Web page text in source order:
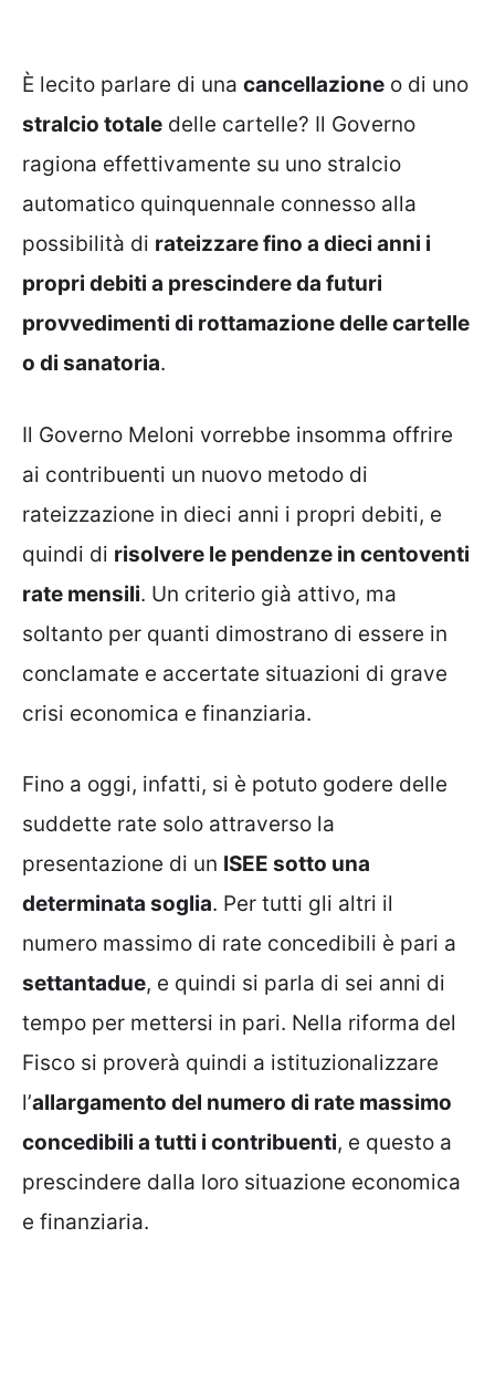
È lecito parlare di una cancellazione o di uno
stralcio totale delle cartelle? Il Governo
ragiona effettivamente su uno stralcio
automatico quinquennale connesso alla
possibilità di rateizzare fino a dieci anni i
propri debiti a prescindere da futuri
provvedimenti di rottamazione delle cartelle
o di sanatoria.
Il Governo Meloni vorrebbe insomma offrire
ai contribuenti un nuovo metodo di
rateizzazione in dieci anni i propri debiti, e
quindi di risolvere le pendenze in centoventi
rate mensili. Un criterio già attivo, ma
soltanto per quanti dimostrano di essere in
conclamate e accertate situazioni di grave
crisi economica e finanziaria.
Fino a oggi, infatti, si è potuto godere delle
suddette rate solo attraverso la
presentazione di un ISEE sotto una
determinata soglia. Per tutti gli altri il
numero massimo di rate concedibili è pari a
settantadue, e quindi si parla di sei anni di
tempo per mettersi in pari. Nella riforma del
Fisco si proverà quindi a istituzionalizzare
l’allargamento del numero di rate massimo
concedibili a tutti i contribuenti, e questo a
prescindere dalla loro situazione economica
e finanziaria.